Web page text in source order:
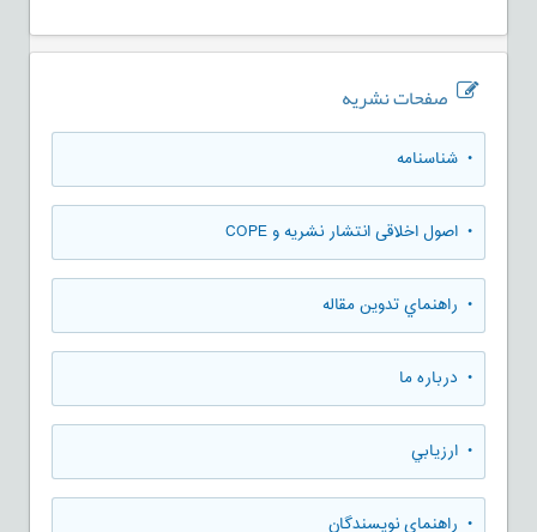
صفحات نشریه
• شناسنامه
• اصول اخلاقی انتشار نشریه و COPE
• راهنماي تدوين مقاله
• درباره ما
• ارزيابي
• راهنمای نویسندگان